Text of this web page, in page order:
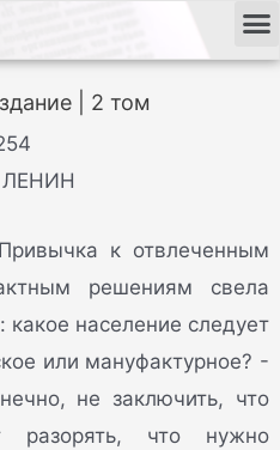
| 2 том
ЛЕНИН
к отвлеченным
решениям свела
население следует
или мануфактурное? -
не заключить, что
разорять, что нужно